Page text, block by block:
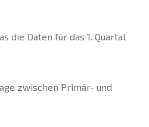
die Daten für das 1. Quartal
zwischen Primär- und